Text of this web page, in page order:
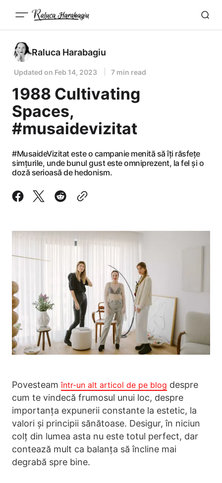
Raluca Harabagiu
Updated on Feb 14, 2023 7 min read
1988 Cultivating
Spaces,
#musaidevizitat
#MusaideVizitat este o campanie menită să îți răsfețe
simțurile, unde bunul gust este omniprezent, la fel și o
doză serioasă de hedonism.
Povesteamîntr-un alt articol de pe blog despre
cum te vindecă frumosul unui loc, despre
importanța expunerii constante la estetic, la
valori și principii sănătoase. Desigur, în niciun
colț din lumea asta nu este totul perfect, dar
contează mult ca balanța să încline mai
degrabă spre bine.